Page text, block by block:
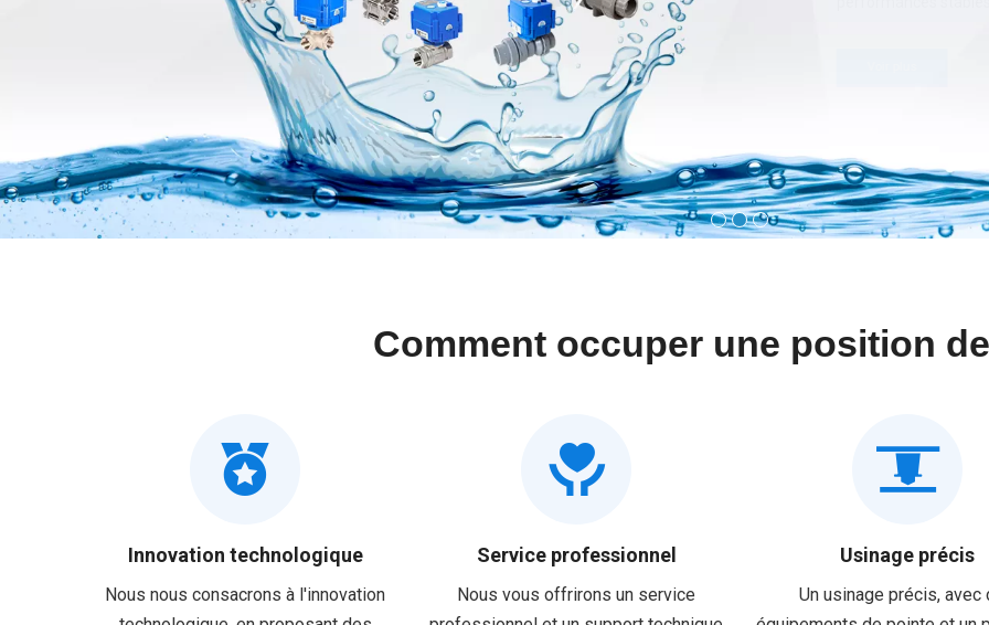
Comment occuper une position
Innovation technologique
Nous nous consacrons à l'innovation
Service professionnel
Nous vous offrirons un service
Usinage précis
Un usinage précis, avec